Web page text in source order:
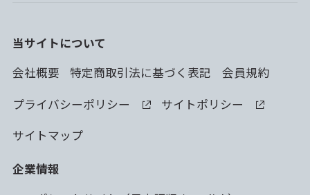
当サイトについて
会社概要
特定商取引法に基づく表記
会員規約
プライバシーポリシー
サイトポリシー
サイトマップ
企業情報